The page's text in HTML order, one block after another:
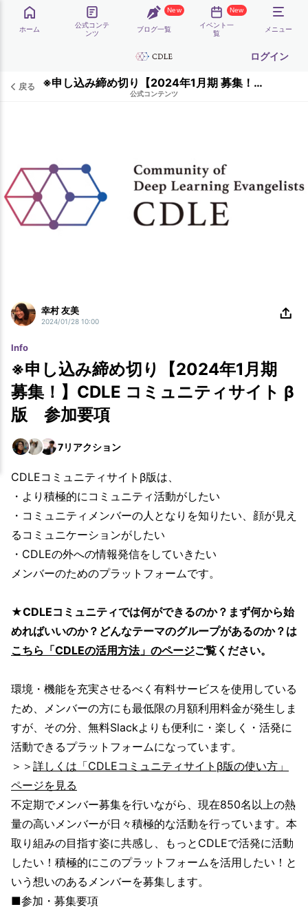
ホーム
公式コンテ
ンツ
New
ブログ一覧
New
イベント一
覧
メニュー
ログイン
戻る ※申し込み締め切り【2024年1月期 募集！】CDLE コミュニティサイト β版 参加要項
公式コンテンツ
幸村 友美
2024/01/28 10:00
Info
※申し込み締め切り【2024年1月期
募集！】CDLE コミュニティサイト β
版 参加要項
7リアクション
CDLEコミュニティサイトβ版は、
・より積極的にコミュニティ活動がしたい
・コミュニティメンバーの人となりを知りたい、顔が見え
るコミュニケーションがしたい
・CDLEの外への情報発信をしていきたい
メンバーのためのプラットフォームです。
★CDLEコミュニティでは何ができるのか？まず何から始
めればいいのか？どんなテーマのグループがあるのか？は
こちら「CDLEの活用方法」のページご覧ください。
環境・機能を充実させるべく有料サービスを使用している
ため、メンバーの方にも最低限の月額利用料金が発生しま
すが、その分、無料Slackよりも便利に・楽しく・活発に
活動できるプラットフォームになっています。
＞＞ 詳しくは「CDLEコミュニティサイトβ版の使い方」
ページを見る
不定期でメンバー募集を行いながら、現在850名以上の熱
量の高いメンバーが日々積極的な活動を行っています。本
取り組みの目指す姿に共感し、もっとCDLEで活発に活動
したい！積極的にこのプラットフォームを活用したい！と
いう想いのあるメンバーを募集します。
■参加・募集要項